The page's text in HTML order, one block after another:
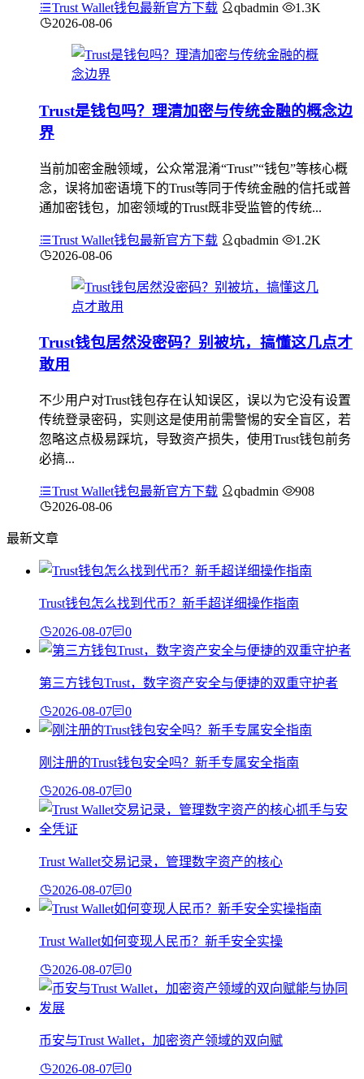
Trust Wallet钱包最新官方下载 qbadmin
1.3K
2026-08-06
Trust是钱包吗？理清加密与传统金融的概念边
界
当前加密金融领域，公众常混淆“Trust”“钱包”等核心概
念，误将加密语境下的Trust等同于传统金融的信托或普
通加密钱包，加密领域的Trust既非受监管的传统...
Trust Wallet钱包最新官方下载 qbadmin
1.2K
2026-08-06
Trust钱包居然没密码？别被坑，搞懂这几点才
敢用
不少用户对Trust钱包存在认知误区，误以为它没有设置
传统登录密码，实则这是使用前需警惕的安全盲区，若
忽略这点极易踩坑，导致资产损失，使用Trust钱包前务
必搞...
Trust Wallet钱包最新官方下载 qbadmin
908
2026-08-06
最新文章
Trust钱包怎么找到代币？新手超详细操作指南
2026-08-07 0
第三方钱包Trust，数字资产安全与便捷的双重守护者
2026-08-07 0
刚注册的Trust钱包安全吗？新手专属安全指南
2026-08-07 0
Trust Wallet交易记录，管理数字资产的核心
2026-08-07 0
Trust Wallet如何变现人民币？新手安全实操
2026-08-07 0
币安与Trust Wallet，加密资产领域的双向赋
2026-08-07 0